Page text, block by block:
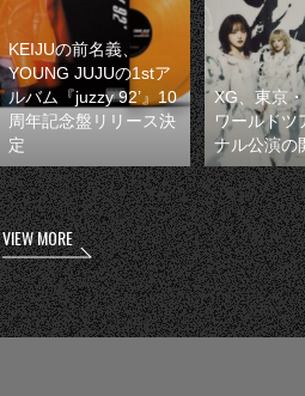
KEIJUの前名義、
YOUNG JUJUの1stア
ルバム『juzzy 92’』10
周年記念盤リリース決
定
XG、東京
ワールドツ
ナル公演の
VIEW MORE